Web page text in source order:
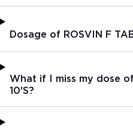
Dosage of ROSVIN F
What if I miss my dose
10'S?